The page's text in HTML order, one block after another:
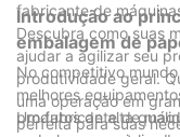
fabricante de
Descubra como suas
ajudar a agilizar seu
produtividade geral.
uma operação em
perfeita para suas
Introdução ao
embalagem de
No competitivo
melhores
produtos de alta
Um fabricante de